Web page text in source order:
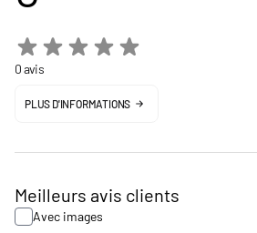
0 avis
PLUS D'INFORMATIONS
Meilleurs avis clients
Avec images